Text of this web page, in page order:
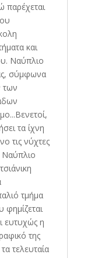
παρέχεται
και
Nαύπλιο
σύμφωνα
των
τα ίχνη
τις νύχτες
τμήμα
ευτυχώς η
της
τελευταία